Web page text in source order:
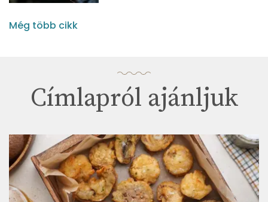
Még több cikk
Címlapról ajánljuk